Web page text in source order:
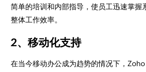
简单的培训和内部指导，使员工迅速掌握
整体工作效率。
2、移动化支持
在当今移动办公成为趋势的情况下，